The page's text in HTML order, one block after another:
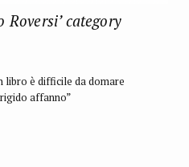
Roversi’ category
libro è difficile da domare
affanno”